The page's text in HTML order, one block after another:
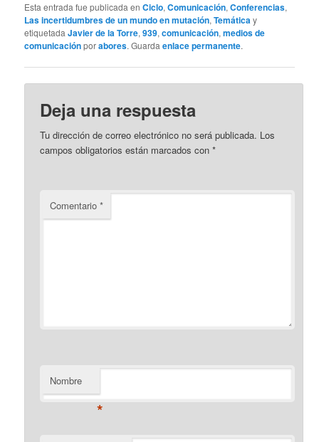
Esta entrada fue publicada enCiclo,Comunicación,Conferencias,
Las incertidumbres de un mundo en mutación,Temáticay
etiquetadaJavier de la Torre,939,comunicación,medios de
comunicaciónporabores. Guardaenlace permanente.
Deja una respuesta
Tu dirección de correo electrónico no será publicada. Los
campos obligatorios están marcados con*
Comentario*
Nombre
*